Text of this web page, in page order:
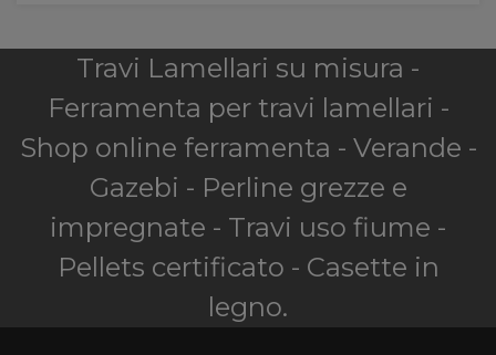
Travi Lamellari su misura -
Ferramenta per travi lamellari -
Shop online ferramenta - Verande -
Gazebi - Perline grezze e
impregnate - Travi uso fiume -
Pellets certificato - Casette in
legno.